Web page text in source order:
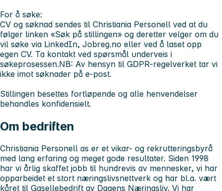
For å søke:
CV og søknad sendes til Christiania Personell ved at du
følger linken «Søk på stillingen» og deretter velger om du
vil søke via LinkedIn, Jobreg.no eller ved å laset opp
egen CV. Ta kontakt ved spørsmål underveis i
søkeprosessen.NB: Av hensyn til GDPR-regelverket tar vi
ikke imot søknader på e-post.
Stillingen besettes fortløpende og alle henvendelser
behandles konfidensielt.
Om bedriften
Christiania Personell as er et vikar- og rekrutteringsbyrå
med lang erfaring og meget gode resultater. Siden 1998
har vi årlig skaffet jobb til hundrevis av mennesker, vi har
opparbeidet et stort næringslivsnettverk og har bl.a. vært
kåret til Gasellebedrift av Dagens Næringsliv. Vi har